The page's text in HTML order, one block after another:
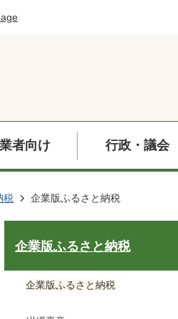
者向け 行政・議会
税 企業版ふるさと納税
企業版ふるさと納税
企業版ふるさと納税